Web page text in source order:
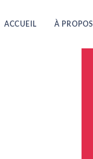
ACCUEIL À PROPOS